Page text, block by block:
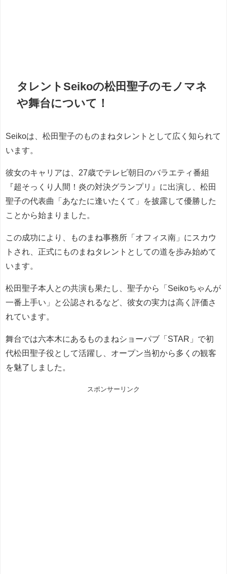
タレントSeikoの松田聖子のモノマネ
や舞台について！
Seikoは、松田聖子のものまねタレントとして広く知られて
います。
彼女のキャリアは、27歳でテレビ朝日のバラエティ番組
『超そっくり人間！炎の対決グランプリ』に出演し、松田
聖子の代表曲「あなたに逢いたくて」を披露して優勝した
ことから始まりました。
この成功により、ものまね事務所「オフィス南」にスカウ
トされ、正式にものまねタレントとしての道を歩み始めて
います。
松田聖子本人との共演も果たし、聖子から「Seikoちゃんが
一番上手い」と公認されるなど、彼女の実力は高く評価さ
れています。
舞台では六本木にあるものまねショーパブ「STAR」で初
代松田聖子役として活躍し、オープン当初から多くの観客
を魅了しました。
スポンサーリンク